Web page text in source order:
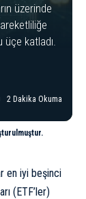
üzerinde
katladı.
2 Dakika Okuma
en iyi beşinci
(ETF’ler)